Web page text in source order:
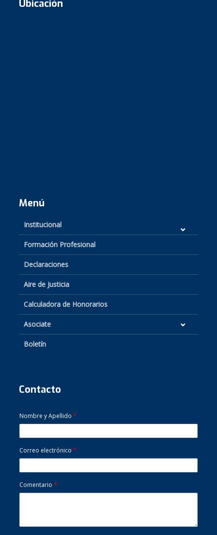
Ubicación
Menú
Institucional
Formación Profesional
Declaraciones
Aire de Justicia
Calculadora de Honorarios
Asociate
Boletín
Contacto
Nombre y Apellido *
Correo electrónico *
Comentario *